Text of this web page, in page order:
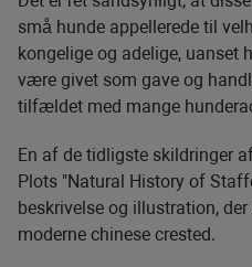
små hunde appellerede til
kongelige og adelige, uanset
være givet som gave og
tilfældet med mange
En af de tidligste skildringer
Plots "Natural History of
beskrivelse og illustration,
moderne chinese crested.